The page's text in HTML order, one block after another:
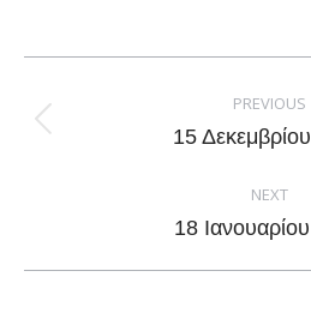
Facebook
X
navigation
PREVIOUS
15
NEXT
Next
18